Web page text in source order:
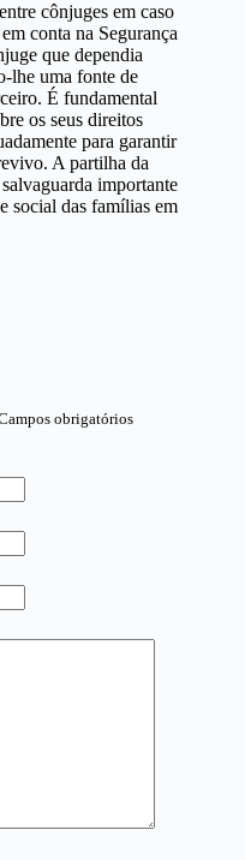
cônjuges em caso
conta na Segurança
que dependia
lhe uma fonte de
É fundamental
os seus direitos
para garantir
A partilha da
importante
social das famílias em
obrigatórios